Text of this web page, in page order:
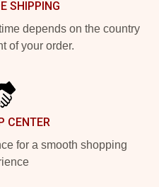
SHIPPING
depends on the country
of your order.
CENTER
for a smooth shopping